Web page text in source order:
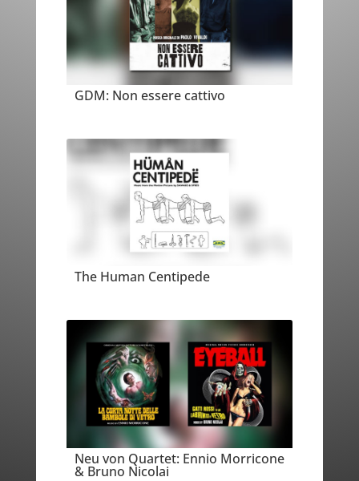
GDM: Non essere cattivo
The Human Centipede
Neu von Quartet: Ennio Morricone
& Bruno Nicolai